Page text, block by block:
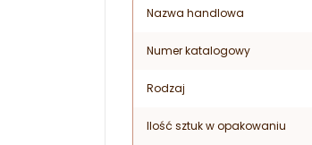
Nazwa handlowa
Numer katalogowy
Rodzaj
Ilość sztuk w opakowaniu